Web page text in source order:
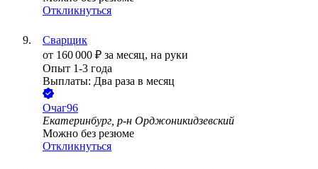
Откликнуться
Сварщик
от 160 000 ₽ за месяц, на руки
Опыт 1-3 года
Выплаты: Два раза в месяц
Очаг96
Екатеринбург, р-н Орджоникидзевский
Можно без резюме
Откликнуться